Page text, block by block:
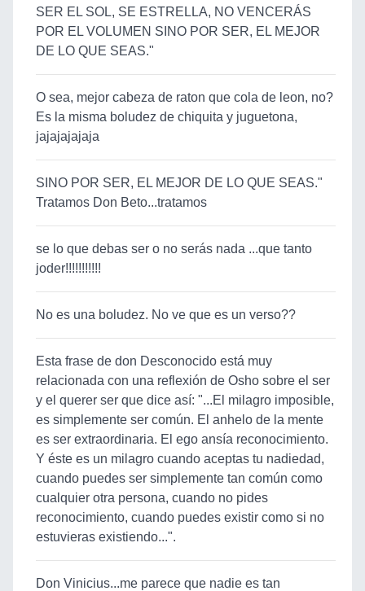
SER EL SOL, SE ESTRELLA, NO VENCERÁS
POR EL VOLUMEN SINO POR SER, EL MEJOR
DE LO QUE SEAS."
O sea, mejor cabeza de raton que cola de leon, no?
Es la misma boludez de chiquita y juguetona,
jajajajajaja
SINO POR SER, EL MEJOR DE LO QUE SEAS."
Tratamos Don Beto...tratamos
se lo que debas ser o no serás nada ...que tanto
joder!!!!!!!!!!!
No es una boludez. No ve que es un verso??
Esta frase de don Desconocido está muy
relacionada con una reflexión de Osho sobre el ser
y el querer ser que dice así: "...El milagro imposible,
es simplemente ser común. El anhelo de la mente
es ser extraordinaria. El ego ansía reconocimiento.
Y éste es un milagro cuando aceptas tu nadiedad,
cuando puedes ser simplemente tan común como
cualquier otra persona, cuando no pides
reconocimiento, cuando puedes existir como si no
estuvieras existiendo...".
Don Vinicius...me parece que nadie es tan